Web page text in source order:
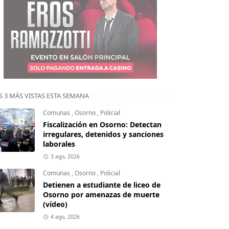
3 MÁS VISTAS ESTA SEMANA
Comunas ,Osorno , Policial
Fiscalización en Osorno: Detectan
irregulares, detenidos y sanciones
laborales
3 ago, 2026
Comunas ,Osorno , Policial
Detienen a estudiante de liceo de
Osorno por amenazas de muerte
(vídeo)
4 ago, 2026